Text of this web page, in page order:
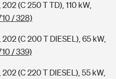
(C 250 T TD), 110 kW,
/ 328)
(C 200 T DIESEL), 65 kW,
/ 339)
(C 220 T DIESEL), 55 kW,